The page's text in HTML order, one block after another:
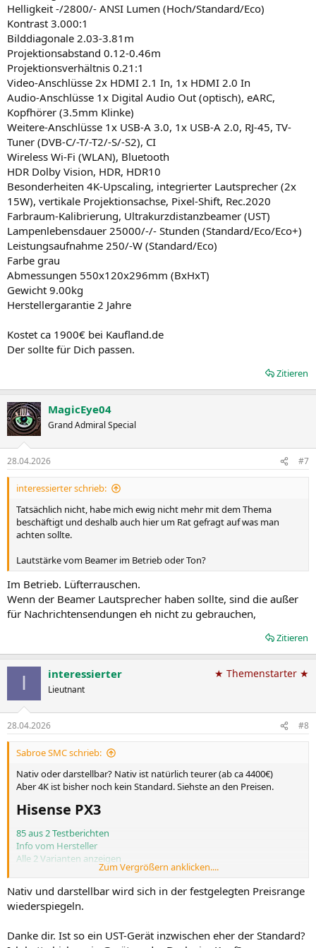
Helligkeit -/2800/- ANSI Lumen (Hoch/Standard/Eco)
Kontrast 3.000:1
Bilddiagonale 2.03-3.81m
Projektionsabstand 0.12-0.46m
Projektionsverhältnis 0.21:1
Video-Anschlüsse 2x HDMI 2.1 In, 1x HDMI 2.0 In
Audio-Anschlüsse 1x Digital Audio Out (optisch), eARC,
Kopfhörer (3.5mm Klinke)
Weitere-Anschlüsse 1x USB-A 3.0, 1x USB-A 2.0, RJ-45, TV-
Tuner (DVB-C/-T/-T2/-S/-S2), CI
Wireless Wi-Fi (WLAN), Bluetooth
HDR Dolby Vision, HDR, HDR10
Besonderheiten 4K-Upscaling, integrierter Lautsprecher (2x
15W), vertikale Projektionsachse, Pixel-Shift, Rec.2020
Farbraum-Kalibrierung, Ultrakurzdistanzbeamer (UST)
Lampenlebensdauer 25000/-/- Stunden (Standard/Eco/Eco+)
Leistungsaufnahme 250/-W (Standard/Eco)
Farbe grau
Abmessungen 550x120x296mm (BxHxT)
Gewicht 9.00kg
Herstellergarantie 2 Jahre
Kostet ca 1900€ bei Kaufland.de
Der sollte für Dich passen.
Zitieren
MagicEye04
Grand Admiral Special
28.04.2026 #7
interessierter schrieb:
Tatsächlich nicht, habe mich ewig nicht mehr mit dem Thema
beschäftigt und deshalb auch hier um Rat gefragt auf was man
achten sollte.
Lautstärke vom Beamer im Betrieb oder Ton?
Im Betrieb. Lüfterrauschen.
Wenn der Beamer Lautsprecher haben sollte, sind die außer
für Nachrichtensendungen eh nicht zu gebrauchen,
Zitieren
I interessierter
Lieutnant
★ Themenstarter ★
28.04.2026 #8
Sabroe SMC schrieb:
Nativ oder darstellbar? Nativ ist natürlich teurer (ab ca 4400€)
Aber 4K ist bisher noch kein Standard. Siehste an den Preisen.
Hisense PX3​
85 aus 2 Testberichten
Info vom Hersteller
Alle 2 Varianten anzeigen
Auflösung (darstellbar) 3840x2160 (Ultra HD)
Auflösung (nativ) 1920x1080 (Full HD)
Kontrast 3.000:1
Zum Vergrößern anklicken....
Nativ und darstellbar wird sich in der festgelegten Preisrange
wiederspiegeln.
Danke dir. Ist so ein UST-Gerät inzwischen eher der Standard?